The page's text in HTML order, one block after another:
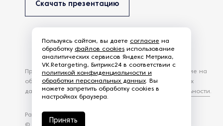
Скачать презентацию
Разработка сайта —
Продолжая использовать наш сайт, вы даете согласие на
обработку файлов Cookies и других пользовательских
данных, в соответствии сПолитикой конфиденциальности.
Пользуясь сайтом, вы даете согласие на
обработку файлов cookies использование
аналитических сервисов Яндекс Метрика,
VK.Retargeting, Битрикс24 в соответствии с
политикой конфиденциальности и
обработки персональных данных. Вы
можете запретить обработку cookies в
настройках браузера.
Принять